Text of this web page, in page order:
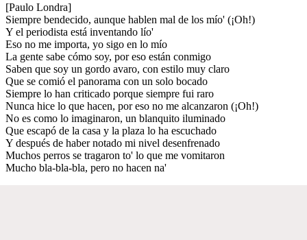
[Paulo Londra]
Siempre bendecido, aunque hablen mal de los mío' (¡Oh!)
Y el periodista está inventando lío'
Eso no me importa, yo sigo en lo mío
La gente sabe cómo soy, por eso están conmigo
Saben que soy un gordo avaro, con estilo muy claro
Que se comió el panorama con un solo bocado
Siempre lo han criticado porque siempre fui raro
Nunca hice lo que hacen, por eso no me alcanzaron (¡Oh!)
No es como lo imaginaron, un blanquito iluminado
Que escapó de la casa y la plaza lo ha escuchado
Y después de haber notado mi nivel desenfrenado
Muchos perros se tragaron to' lo que me vomitaron
Mucho bla-bla-bla, pero no hacen na'